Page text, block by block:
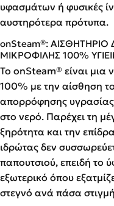
υφασμάτων ή φυσικές
αυστηρότερα πρότυπα.
onSteam®:
ΜΙΚΡΟΦΙΛΗΣ 100%
Το onSteam® είναι μια
100% με την αίσθηση
απορρόφησης
στο νερό. Παρέχει τη
ξηρότητα και την
ιδρώτας δεν
παπουτσιού, επειδή το
εξωτερικό όπου
στεγνό ανά πάσα